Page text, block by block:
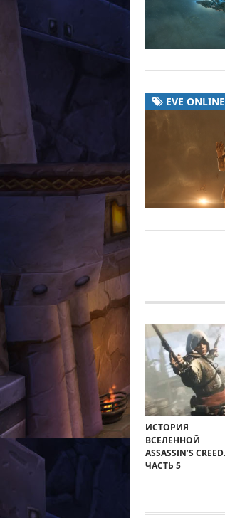
EVE ONLINE
ИСТОРИЯ
ВСЕЛЕННОЙ
ASSASSIN’S CREED.
ЧАСТЬ 5